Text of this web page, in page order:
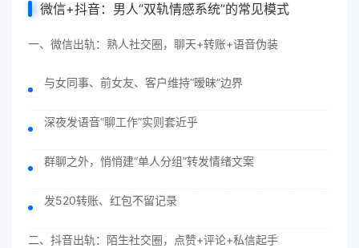
微信+抖音：男人“双轨情感系统”的常见模式
一、微信出轨：熟人社交圈，聊天+转账+语音伪装
与女同事、前女友、客户维持“暧昧”边界
深夜发语音“聊工作”实则套近乎
群聊之外，悄悄建“单人分组”转发情绪文案
发520转账、红包不留记录
二、抖音出轨：陌生社交圈，点赞+评论+私信起手